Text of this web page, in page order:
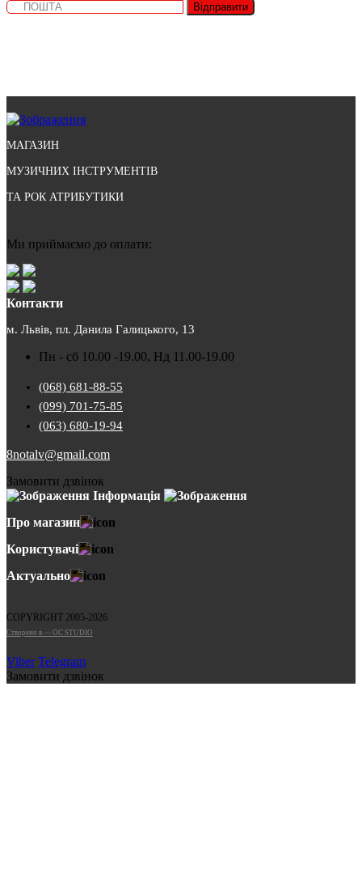
Відправити
МАГАЗИН
МУЗИЧНИХ ІНСТРУМЕНТІВ
ТА РОК АТРИБУТИКИ
Ми приймаємо до оплати:
Контакти
м. Львів, пл. Данила Галицького, 13
Пн - сб 10.00 -19.00, Нд 11.00-19.00
(068) 681-88-55
(099) 701-75-85
(063) 680-19-94
8notalv@gmail.com
Замовити дзвінок
Інформація
Про магазин
Користувачі
Актуально
COPYRIGHT 2005-2026
Cтворено в — OC STUDIO
Viber Telegram
Замовити дзвінок